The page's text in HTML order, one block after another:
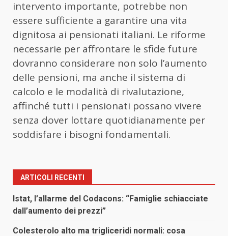
intervento importante, potrebbe non
essere sufficiente a garantire una vita
dignitosa ai pensionati italiani. Le riforme
necessarie per affrontare le sfide future
dovranno considerare non solo l’aumento
delle pensioni, ma anche il sistema di
calcolo e le modalità di rivalutazione,
affinché tutti i pensionati possano vivere
senza dover lottare quotidianamente per
soddisfare i bisogni fondamentali.
ARTICOLI RECENTI
Istat, l’allarme del Codacons: “Famiglie schiacciate
dall’aumento dei prezzi”
Colesterolo alto ma trigliceridi normali: cosa